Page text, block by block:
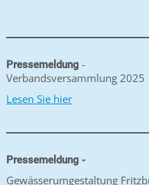
Pressemeldung -
Verbandsversammlung 2025
Lesen Sie hier
Pressemeldung -
Gewässerumgestaltung